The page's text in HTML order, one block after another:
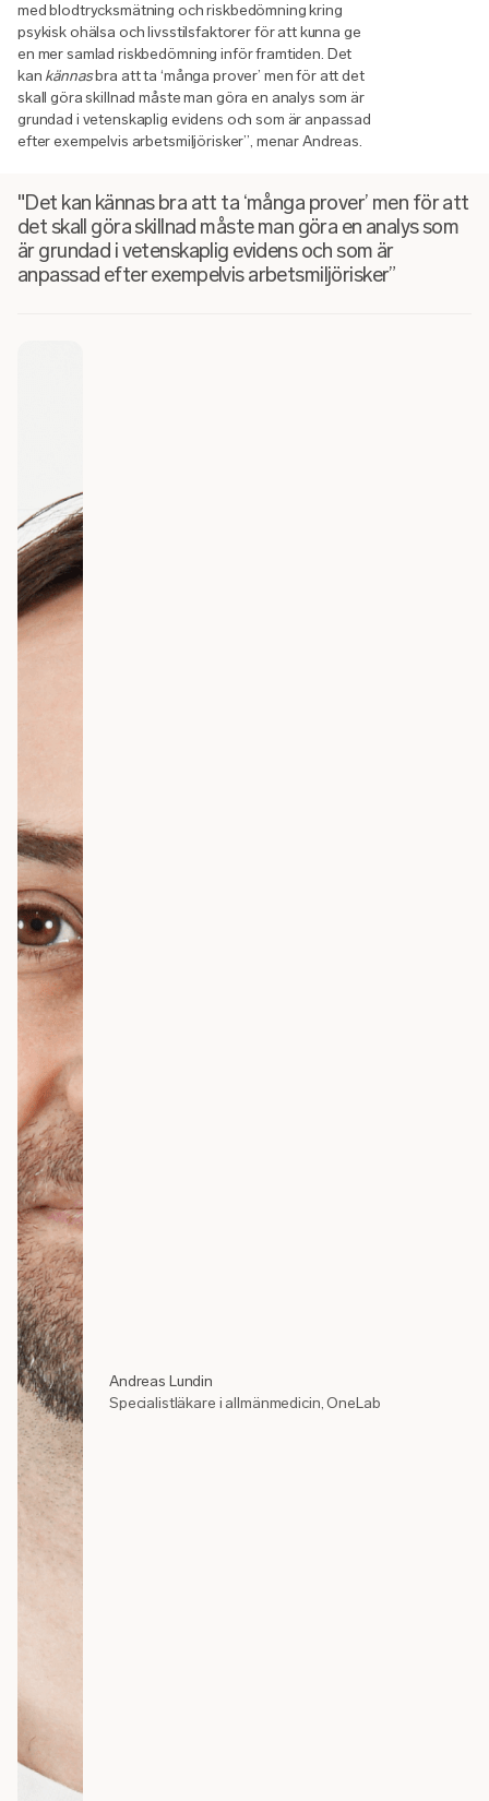
med blodtrycksmätning och riskbedömning kring
psykisk ohälsa och livsstilsfaktorer för att kunna ge
en mer samlad riskbedömning inför framtiden. Det
kan kännasbra att ta ‘många prover’ men för att det
skall göra skillnad måste man göra en analys som är
grundad i vetenskaplig evidens och som är anpassad
efter exempelvis arbetsmiljörisker”, menar Andreas.
"Det kan kännas bra att ta ‘många prover’ men för att
det skall göra skillnad måste man göra en analys som
är grundad i vetenskaplig evidens och som är
anpassad efter exempelvis arbetsmiljörisker”
Andreas Lundin
Specialistläkare i allmänmedicin, OneLab